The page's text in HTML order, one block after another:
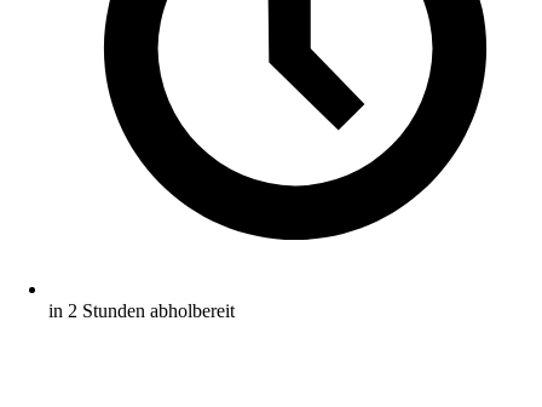
in 2 Stunden abholbereit